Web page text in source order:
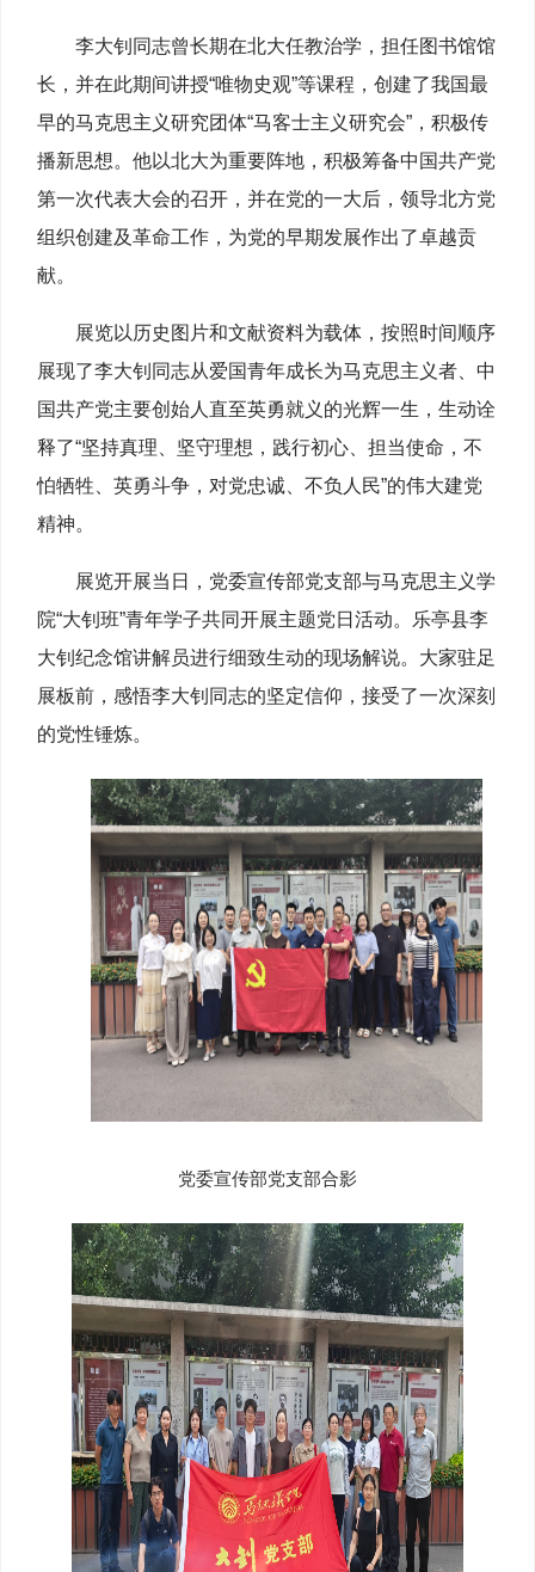
李大钊同志曾长期在北大任教治学，担任图书馆馆
长，并在此期间讲授“唯物史观”等课程，创建了我国最
早的马克思主义研究团体“马客士主义研究会”，积极传
播新思想。他以北大为重要阵地，积极筹备中国共产党
第一次代表大会的召开，并在党的一大后，领导北方党
组织创建及革命工作，为党的早期发展作出了卓越贡
献。
展览以历史图片和文献资料为载体，按照时间顺序
展现了李大钊同志从爱国青年成长为马克思主义者、中
国共产党主要创始人直至英勇就义的光辉一生，生动诠
释了“坚持真理、坚守理想，践行初心、担当使命，不
怕牺牲、英勇斗争，对党忠诚、不负人民”的伟大建党
精神。
展览开展当日，党委宣传部党支部与马克思主义学
院“大钊班”青年学子共同开展主题党日活动。乐亭县李
大钊纪念馆讲解员进行细致生动的现场解说。大家驻足
展板前，感悟李大钊同志的坚定信仰，接受了一次深刻
的党性锤炼。
党委宣传部党支部合影